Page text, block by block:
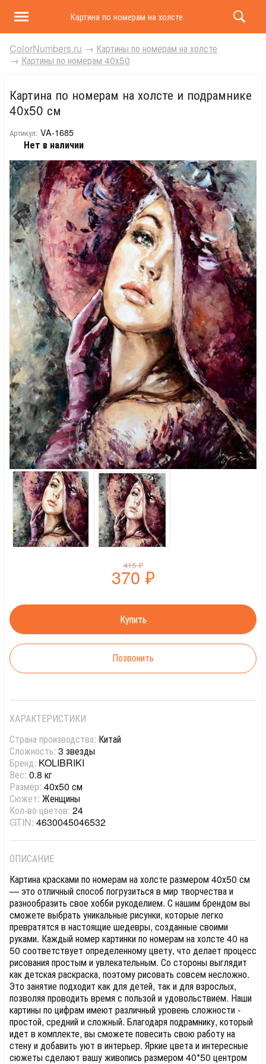
Картина по номерам на холсте и подрамнике 40х50
ColorNumbers.ru → Картины по номерам на холсте
→ Картины по номерам 40х50
Картина по номерам на холсте и подрамнике
40х50 см
Артикул: VA-1685
Нет в наличии
415₽
370 ₽
Позвонить
ХАРАКТЕРИСТИКИ
Страна производства: Китай
Сложность: 3 звезды
Бренд: KOLIBRIKI
Вес: 0.8 кг
Размер: 40х50 см
Сюжет: Женщины
Кол-во цветов: 24
GTIN: 4630045046532
ОПИСАНИЕ
Картина красками по номерам на холсте размером 40х50 см
— это отличный способ погрузиться в мир творчества и
разнообразить свое хобби рукоделием. С нашим брендом вы
сможете выбрать уникальные рисунки, которые легко
превратятся в настоящие шедевры, созданные своими
руками. Каждый номер картинки по номерам на холсте 40 на
50 соответствует определенному цвету, что делает процесс
рисования простым и увлекательным. Со стороны выглядит
как детская раскраска, поэтому рисовать совсем несложно.
Это занятие подходит как для детей, так и для взрослых,
позволяя проводить время с пользой и удовольствием. Наши
картины по цифрам имеют различный уровень сложности -
простой, средний и сложный. Благодаря подрамнику, который
идет в комплекте, вы сможете повесить свою работу на
стену и добавить уют в интерьер. Яркие цвета и интересные
сюжеты сделают вашу живопись размером 40*50 центром